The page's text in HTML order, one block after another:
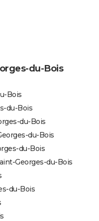
du-Bois
Bois
du-Bois
du-Bois
du-Bois
du-Bois
Georges-du-Bois
du-Bois